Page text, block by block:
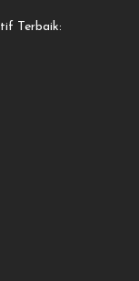
Terbaik: